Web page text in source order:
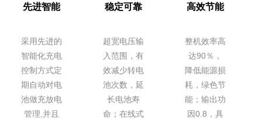
先进智能
采用先进的
智能化充电
控制方式定
期自动对电
池做充放电
管理,并且
稳定可靠
超宽电压输
入范围，有
效减少转电
池次数，延
长电池寿
命；在线式
高效节能
整机效率高
达90％，
降低能源损
耗，绿色节
能；输出功
因0.8，具